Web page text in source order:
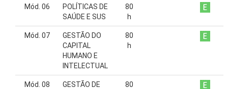
Mód. 06
POLÍTICAS DE
SAÚDE E SUS
80
h
Mód. 07
GESTÃO DO
CAPITAL
HUMANO E
INTELECTUAL
80
h
Mód. 08 GESTÃO DE 80